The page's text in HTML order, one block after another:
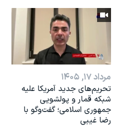
مرداد ۱۷, ۱۴۰۵
تحریم‌های جدید آمریکا علیه
شبکه قمار و پولشویی
جمهوری اسلامی؛ گفت‌وگو با
رضا غیبی